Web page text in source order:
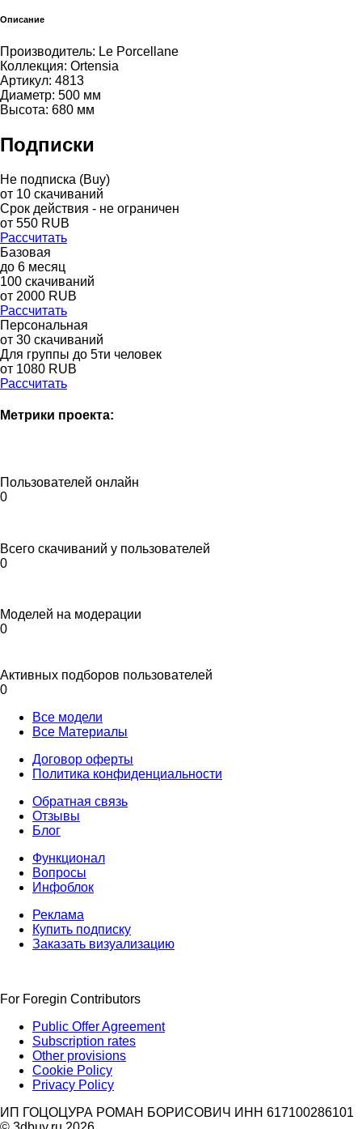
Описание
Производитель: Le Porcellane
Коллекция: Ortensia
Артикул: 4813
Диаметр: 500 мм
Высота: 680 мм
Подписки
Не подписка (Buy)
от 10 скачиваний
Срок действия - не ограничен
от 550 RUB
Рассчитать
Базовая
до 6 месяц
100 скачиваний
от 2000 RUB
Рассчитать
Персональная
от 30 скачиваний
Для группы до 5ти человек
от 1080 RUB
Рассчитать
Метрики проекта:
Пользователей онлайн
0
Всего скачиваний у пользователей
0
Моделей на модерации
0
Активных подборов пользователей
0
Все модели
Все Материалы
Договор оферты
Политика конфиденциальности
Обратная связь
Отзывы
Блог
Функционал
Вопросы
Инфоблок
Реклама
Купить подписку
Заказать визуализацию
For Foregin Contributors
Public Offer Agreement
Subscription rates
Other provisions
Cookie Policy
Privacy Policy
ИП ГОЦОЦУРА РОМАН БОРИСОВИЧ ИНН 617100286101